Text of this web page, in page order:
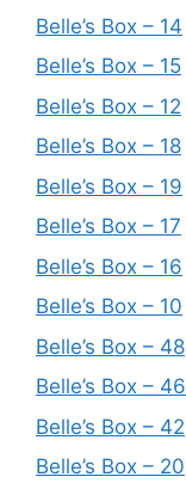
Belle’s Box – 14
Belle’s Box – 15
Belle’s Box – 12
Belle’s Box – 18
Belle’s Box – 19
Belle’s Box – 17
Belle’s Box – 16
Belle’s Box – 10
Belle’s Box – 48
Belle’s Box – 46
Belle’s Box – 42
Belle’s Box – 20